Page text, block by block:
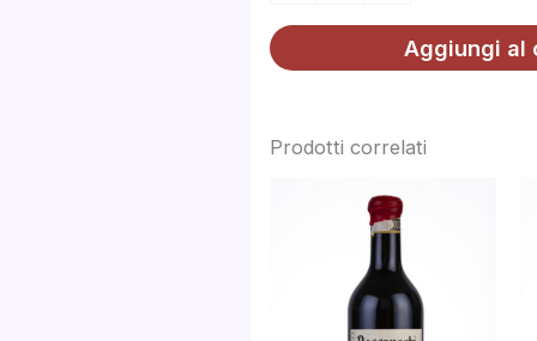
Aggiungi al
Prodotti correlati
quantità